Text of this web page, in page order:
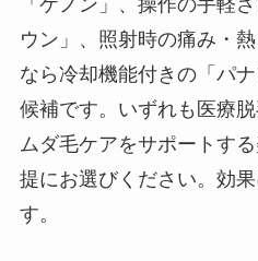
「ケノン」、操作の手軽
ウン」、照射時の痛み・
なら冷却機能付きの「パ
候補です。いずれも医療
ムダ毛ケアをサポートす
提にお選びください。効
す。